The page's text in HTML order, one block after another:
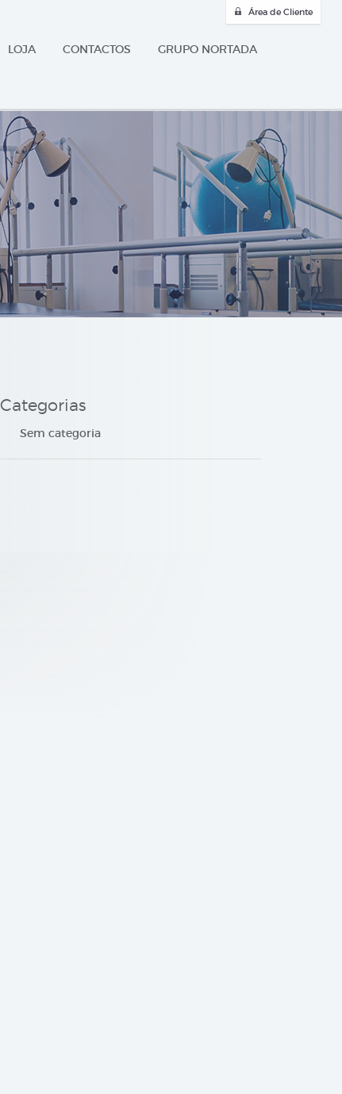
Área de Cliente
LOJA CONTACTOS GRUPO NORTADA
Categorias
Sem categoria